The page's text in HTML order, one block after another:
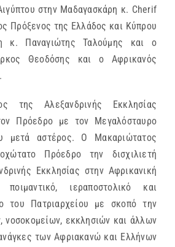
στην Μαδαγασκάρη κ. Cherif
Πρόξενος της Ελλάδος και Κύπρου
κ. Παναγιώτης Ταλούμης και ο
Θεοδόσης και ο Αφρικανός
της Αλεξανδρινής Εκκλησίας
Πρόεδρο με τον Μεγαλόσταυρο
μετά αστέρος. Ο Μακαριώτατος
Πρόεδρο την δισχιλιετή
Εκκλησίας στην Αφρικανική
ιεραποστολικό και
του Πατριαρχείου με σκοπό την
νοσοκομείων, εκκλησιών και άλλων
των Αφριακανώ και Ελλήνων